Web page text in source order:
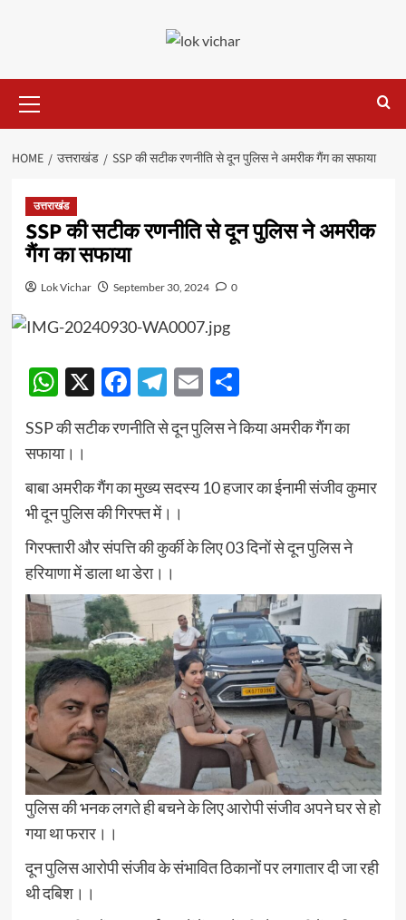
Menu
HOME उत्तराखंड SSP की सटीक रणनीति से दून पुलिस ने अमरीक गैंग का सफाया
उत्तराखंड
SSP की सटीक रणनीति से दून पुलिस ने अमरीक
गैंग का सफाया
Lok Vichar September 30, 2024 0
WhatsApp
X Facebook
Telegram
EmailShare
SSP की सटीक रणनीति से दून पुलिस ने किया अमरीक गैंग का
सफाया।।
बाबा अमरीक गैंग का मुख्य सदस्य 10 हजार का ईनामी संजीव कुमार
भी दून पुलिस की गिरफ्त में।।
गिरफ्तारी और संपत्ति की कुर्की के लिए 03 दिनों से दून पुलिस ने
हरियाणा में डाला था डेरा।।
पुलिस की भनक लगते ही बचने के लिए आरोपी संजीव अपने घर से हो
गया था फरार।।
दून पुलिस आरोपी संजीव के संभावित ठिकानों पर लगातार दी जा रही
थी दबिश।।